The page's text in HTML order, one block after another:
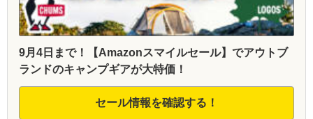
9月4日まで！【Amazonスマイルセール】でアウトブ
ランドのキャンプギアが大特価！
セール情報を確認する！